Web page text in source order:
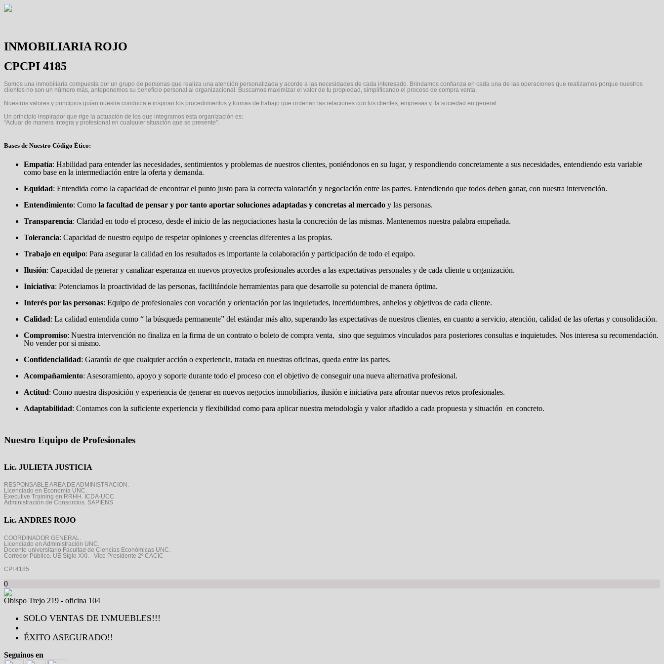
INMOBILIARIA ROJO
CPCPI 4185
Somos una inmobiliaria compuesta por un grupo de personas que realiza una atención personalizada y acorde a las necesidades de cada interesado. Brindamos confianza en cada una de las operaciones que realizamos porque nuestros
clientes no son un número más, anteponemos su beneficio personal al organizacional. Buscamos maximizar el valor de tu propiedad, simplificando el proceso de compra venta.
Nuestros valores y principios guían nuestra conducta e inspiran los procedimientos y formas de trabajo que ordenan las relaciones con los clientes, empresas y la sociedad en general.
Un principio inspirador que rige la actuación de los que integramos esta organización es:
“Actuar de manera íntegra y profesional en cualquier situación que se presente”.
Bases de Nuestro Código Ético:
Empatía: Habilidad para entender las necesidades, sentimientos y problemas de nuestros clientes, poniéndonos en su lugar, y respondiendo concretamente a sus necesidades, entendiendo esta variable
como base en la intermediación entre la oferta y demanda.
Equidad: Entendida como la capacidad de encontrar el punto justo para la correcta valoración y negociación entre las partes. Entendiendo que todos deben ganar, con nuestra intervención.
Entendimiento: Como la facultad de pensar y por tanto aportar soluciones adaptadas y concretas al mercado y las personas.
Transparencia: Claridad en todo el proceso, desde el inicio de las negociaciones hasta la concreción de las mismas. Mantenemos nuestra palabra empeñada.
Tolerancia: Capacidad de nuestro equipo de respetar opiniones y creencias diferentes a las propias.
Trabajo en equipo: Para asegurar la calidad en los resultados es importante la colaboración y participación de todo el equipo.
Ilusión: Capacidad de generar y canalizar esperanza en nuevos proyectos profesionales acordes a las expectativas personales y de cada cliente u organización.
Iniciativa: Potenciamos la proactividad de las personas, facilitándole herramientas para que desarrolle su potencial de manera óptima.
Interés por las personas: Equipo de profesionales con vocación y orientación por las inquietudes, incertidumbres, anhelos y objetivos de cada cliente.
Calidad: La calidad entendida como “ la búsqueda permanente” del estándar más alto, superando las expectativas de nuestros clientes, en cuanto a servicio, atención, calidad de las ofertas y consolidación.
Compromiso: Nuestra intervención no finaliza en la firma de un contrato o boleto de compra venta, sino que seguimos vinculados para posteriores consultas e inquietudes. Nos interesa su recomendación.
No vender por si mismo.
Confidencialidad: Garantía de que cualquier acción o experiencia, tratada en nuestras oficinas, queda entre las partes.
Acompañamiento: Asesoramiento, apoyo y soporte durante todo el proceso con el objetivo de conseguir una nueva alternativa profesional.
Actitud: Como nuestra disposición y experiencia de generar en nuevos negocios inmobiliarios, ilusión e iniciativa para afrontar nuevos retos profesionales.
Adaptabilidad: Contamos con la suficiente experiencia y flexibilidad como para aplicar nuestra metodología y valor añadido a cada propuesta y situación en concreto.
Nuestro Equipo de Profesionales
Lic. JULIETA JUSTICIA
RESPONSABLE AREA DE ADMINISTRACION.
Licenciado en Economía UNC.
Executive Training en RRHH. ICDA-UCC.
Administración de Consorcios. SAPIENS
Lic. ANDRES ROJO
COORDINADOR GENERAL.
Licenciado en Administración UNC.
Docente universitario Facultad de Ciencias Económicas UNC.
Corredor Público. UE Siglo XXI. - Vice Presidente 2º CACIC
CPI 4185
0
Obispo Trejo 219 - oficina 104
SOLO VENTAS DE INMUEBLES!!!
ÉXITO ASEGURADO!!
Seguinos en